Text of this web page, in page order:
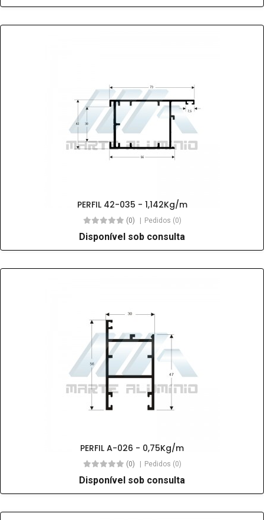
PERFIL 42-035 - 1,142Kg/m
(0) Pedidos (0)
Disponível sob consulta
PERFIL A-026 - 0,75Kg/m
(0) Pedidos (0)
Disponível sob consulta